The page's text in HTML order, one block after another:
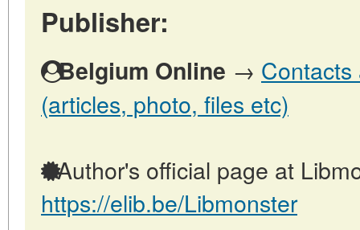
Publisher:
Belgium Online →
(articles, photo, files etc)
Author's official page at
https://elib.be/Libmonster